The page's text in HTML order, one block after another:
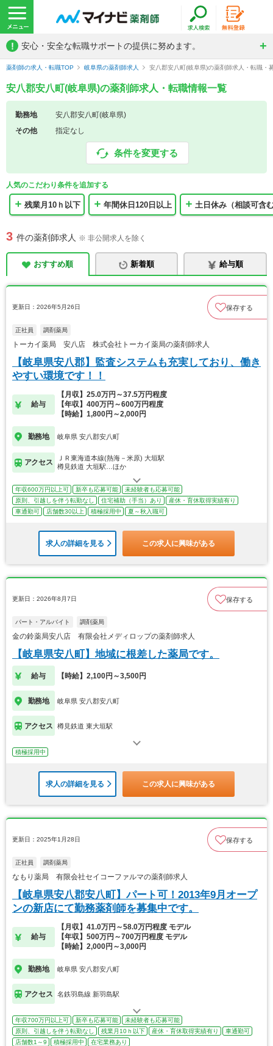
! 安心・安全な転職サポートの提供に努めます。
薬剤師の求人・転職TOP 岐阜県の薬剤師求人 安八郡安八町(岐阜県)の薬剤師求人・転職・
安八郡安八町(岐阜県)の薬剤師求人・転職情報一覧
勤務地
安八郡安八町(岐阜県)
その他
指定なし
条件を変更する
人気のこだわり条件を追加する
残業月10ｈ以下 年間休日120日以上 土日休み（相談可含
3 件の薬剤師求人 ※ 非公開求人を除く
おすすめ順 新着順 給与順
更新日：2026年5月26日 保存する
正社員 調剤薬局
トーカイ薬局 安八店 株式会社トーカイ薬局の薬剤師求人
【岐阜県安八郡】監査システムも充実しており、働き
やすい環境です！！
給与
【月収】25.0万円～37.5万円程度
【年収】400万円～600万円程度
【時給】1,800円～2,000円
勤務地 岐阜県 安八郡安八町
アクセス
ＪＲ東海道本線(熱海－米原) 大垣駅
樽見鉄道 大垣駅…ほか
年収600万円以上可 新卒も応募可能
未経験者も応募可能
原則、引越しを伴う転勤なし
住宅補助（手当）あり
産休・育休取得実績有り
車通勤可
店舗数30以上 積極採用中 夏～秋入職可
求人の詳細を見る この求人に興味がある
更新日：2026年8月7日 保存する
パート・アルバイト 調剤薬局
金の鈴薬局安八店 有限会社メディロップの薬剤師求人
【岐阜県安八町】地域に根差した薬局です。
給与 【時給】2,100円～3,500円
勤務地 岐阜県 安八郡安八町
アクセス 樽見鉄道 東大垣駅
積極採用中
求人の詳細を見る この求人に興味がある
更新日：2025年1月28日 保存する
正社員 調剤薬局
なもり薬局 有限会社セイコーファルマの薬剤師求人
【岐阜県安八郡安八町】パート可！2013年9月オープ
ンの新店にて勤務薬剤師を募集中です。
給与
【月収】41.0万円～58.0万円程度 モデル
【年収】500万円～700万円程度 モデル
【時給】2,000円～3,000円
勤務地 岐阜県 安八郡安八町
アクセス 名鉄羽島線 新羽島駅
年収700万円以上可 新卒も応募可能
未経験者も応募可能
原則、引越しを伴う転勤なし
残業月10ｈ以下 産休・育休取得実績有り
車通勤可
店舗数1～9
積極採用中 在宅業務あり